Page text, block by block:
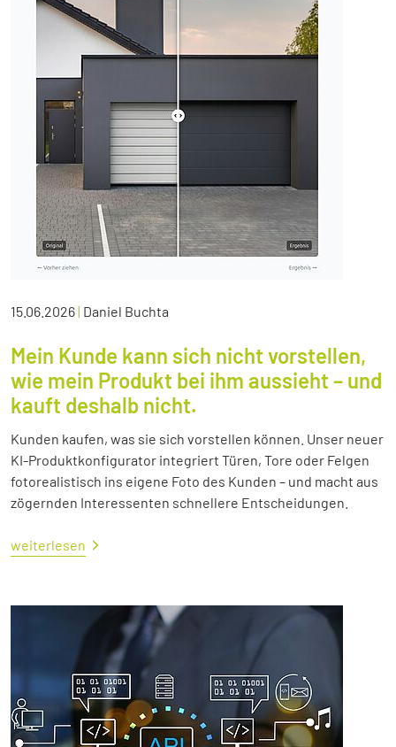
15.06.2026| Daniel Buchta
Mein Kunde kann sich nicht vorstellen,
wie mein Produkt bei ihm aussieht – und
kauft deshalb nicht.
Kunden kaufen, was sie sich vorstellen können. Unser neuer
KI-Produktkonfigurator integriert Türen, Tore oder Felgen
fotorealistisch ins eigene Foto des Kunden – und macht aus
zögernden Interessenten schnellere Entscheidungen.
weiterlesen